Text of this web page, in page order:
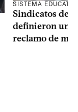
SISTEMA
Sindicatos de
definieron un
reclamo de